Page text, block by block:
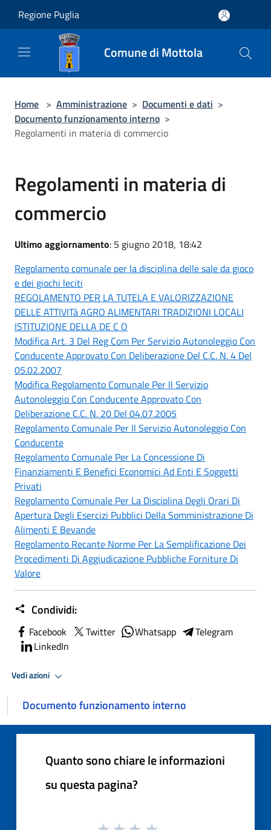
Regione Puglia
Comune di Mottola
Home > Amministrazione > Documenti e dati >
Documento funzionamento interno >
Regolamenti in materia di commercio
Regolamenti in materia di
commercio
Ultimo aggiornamento: 5 giugno 2018, 18:42
Regolamento comunale per la disciplina delle sale da gioco
e dei giochi leciti
REGOLAMENTO PER LA TUTELA E VALORIZZAZIONE
DELLE ATTIVITà AGRO ALIMENTARI TRADIZIONI LOCALI
ISTITUZIONE DELLA DE C O
Modifica Art. 3 Del Reg Com Per Servizio Autonoleggio Con
Conducente Approvato Con Deliberazione Del C.C. N. 4 Del
05.02.2007
Modifica Regolamento Comunale Per Il Servizio
Autonoleggio Con Conducente Approvato Con
Deliberazione C.C. N. 20 Del 04.07.2005
Regolamento Comunale Per Il Servizio Autonoleggio Con
Conducente
Regolamento Comunale Per La Concessione Di
Finanziamenti E Benefici Economici Ad Enti E Soggetti
Privati
Regolamento Comunale Per La Disciplina Degli Orari Di
Apertura Degli Esercizi Pubblici Della Somministrazione Di
Alimenti E Bevande
Regolamento Recante Norme Per La Semplificazione Dei
Procedimenti Di Aggiudicazione Pubbliche Forniture Di
Valore
Condividi:
Facebook Twitter Whatsapp
Telegram
LinkedIn
Vedi azioni
Documento funzionamento interno
Quanto sono chiare le informazioni
su questa pagina?